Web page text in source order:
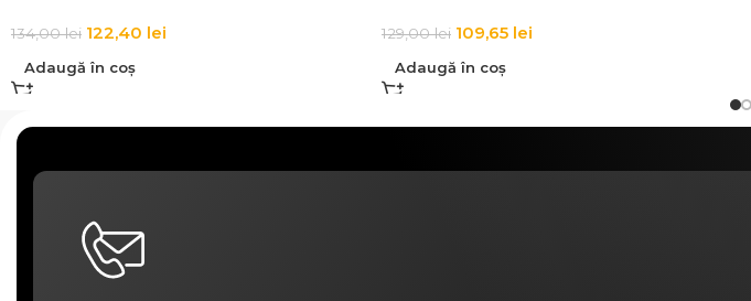
134,00lei 122,40 lei
Adaugă în coș
129,00lei 109,65 lei
Adaugă în coș